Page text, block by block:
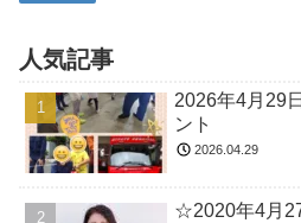
人気記事
2026年4月29
ント
2026.04.29
☆2020年4月